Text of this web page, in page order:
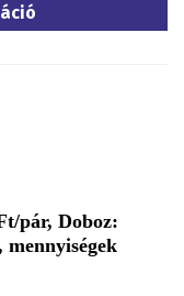
pár, Doboz: